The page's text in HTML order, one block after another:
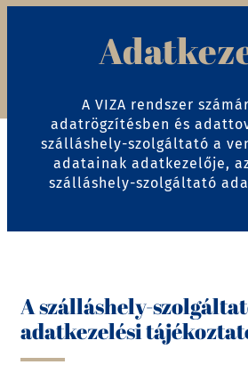
A VIZA rendszer
adatrögzítésben és
szálláshely-szolgáltató a
adatainak adatkezelője,
szálláshely-szolgáltató
A szálláshely-
adatkezelési